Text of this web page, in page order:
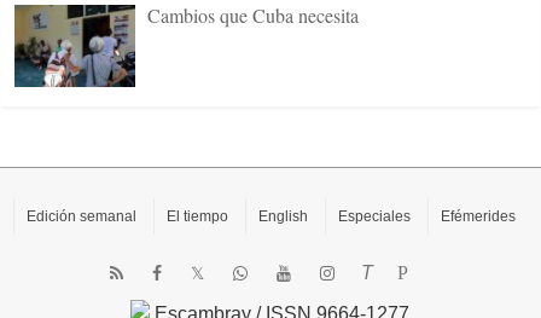
Cambios que Cuba necesita
Edición semanal El tiempo English Especiales Efémerides
T P